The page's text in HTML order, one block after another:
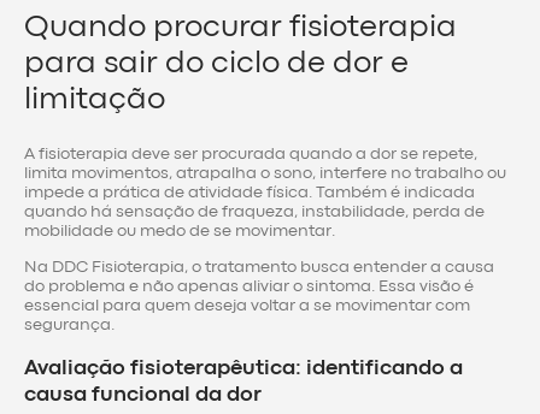
Quando procurar fisioterapia
para sair do ciclo de dor e
limitação
A fisioterapia deve ser procurada quando a dor se repete,
limita movimentos, atrapalha o sono, interfere no trabalho ou
impede a prática de atividade física. Também é indicada
quando há sensação de fraqueza, instabilidade, perda de
mobilidade ou medo de se movimentar.
Na DDC Fisioterapia, o tratamento busca entender a causa
do problema e não apenas aliviar o sintoma. Essa visão é
essencial para quem deseja voltar a se movimentar com
segurança.
Avaliação fisioterapêutica: identificando a
causa funcional da dor